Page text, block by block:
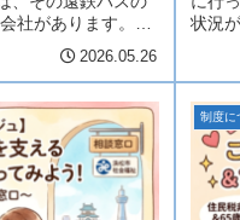
社があります。そ
2026.05.26
状況
制度に